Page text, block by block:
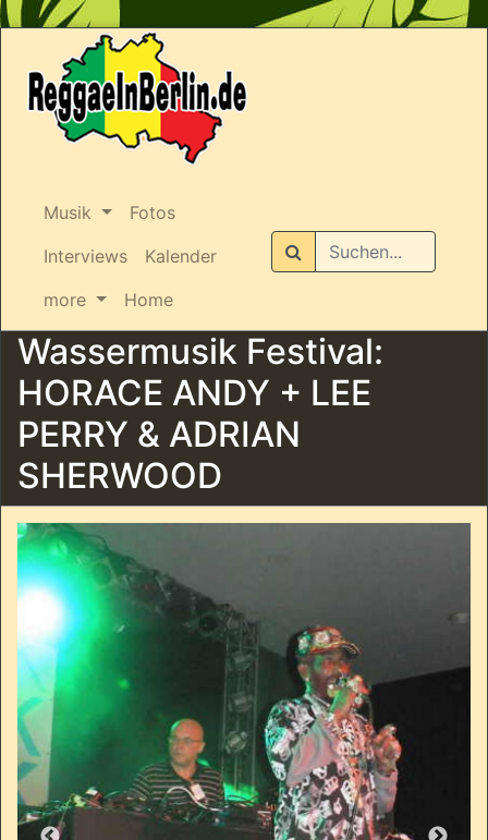
Musik
Fotos
Interviews
Kalender
more
Home
Suchen
Wassermusik Festival:
HORACE ANDY + LEE
PERRY & ADRIAN
SHERWOOD